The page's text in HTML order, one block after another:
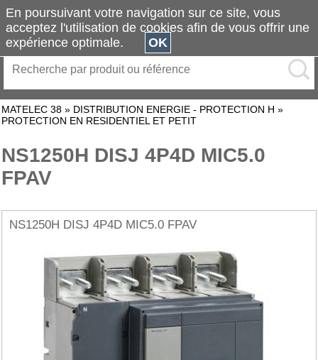
MATELEC 38 » DISTRIBUTION ENERGIE - PROTECTION H »
PROTECTION EN RESIDENTIEL ET PETIT
NS1250H DISJ 4P4D MIC5.0
FPAV
NS1250H DISJ 4P4D MIC5.0 FPAV
En poursuivant votre navigation sur ce site, vous
acceptez l'utilisation de cookies afin de vous offrir une
expérience optimale.
OK